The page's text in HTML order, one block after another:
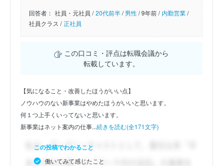
回答者： 社員・元社員 / 20代前半/男性/9年前 / 内勤営業/
社員クラス / 正社員
この口コミ・評点は転職会議から
転載しています。
【気になること・改善したほうがいい点】
ノウハウのない新事業はやめたほうがいいと思います。
何１つ上手くいってないと思います。
新事業はネット案内の仕事...続きを読む(全171文字)
この投稿でわかること
働いてみて感じたこと